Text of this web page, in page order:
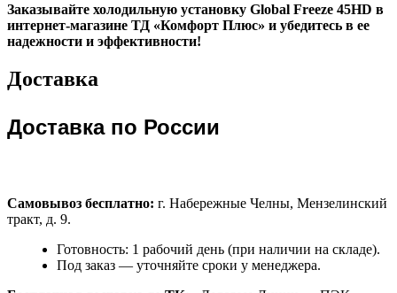
Заказывайте холодильную установку Global Freeze 45HD в
интернет-магазине ТД «Комфорт Плюс» и убедитесь в ее
надежности и эффективности!
Доставка
Доставка по России
Самовывоз бесплатно: г. Набережные Челны, Мензелинский
тракт, д. 9.
Готовность: 1 рабочий день (при наличии на складе).
Под заказ — уточняйте сроки у менеджера.